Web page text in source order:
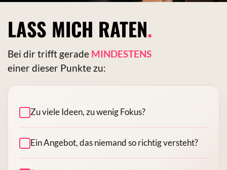
LASS MICH RATEN.
Bei dir trifft gerade MINDESTENS
einer dieser Punkte zu:
Zu viele Ideen, zu wenig Fokus?
Ein Angebot, das niemand so richtig versteht?